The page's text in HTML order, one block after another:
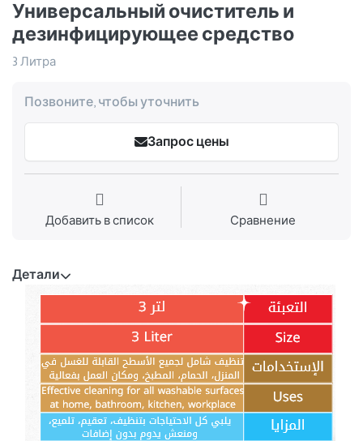
Универсальный очиститель и
дезинфицирующее средство
3 Литра
Позвоните, чтобы уточнить
Запрос цены
Добавить в список Сравнение
Детали